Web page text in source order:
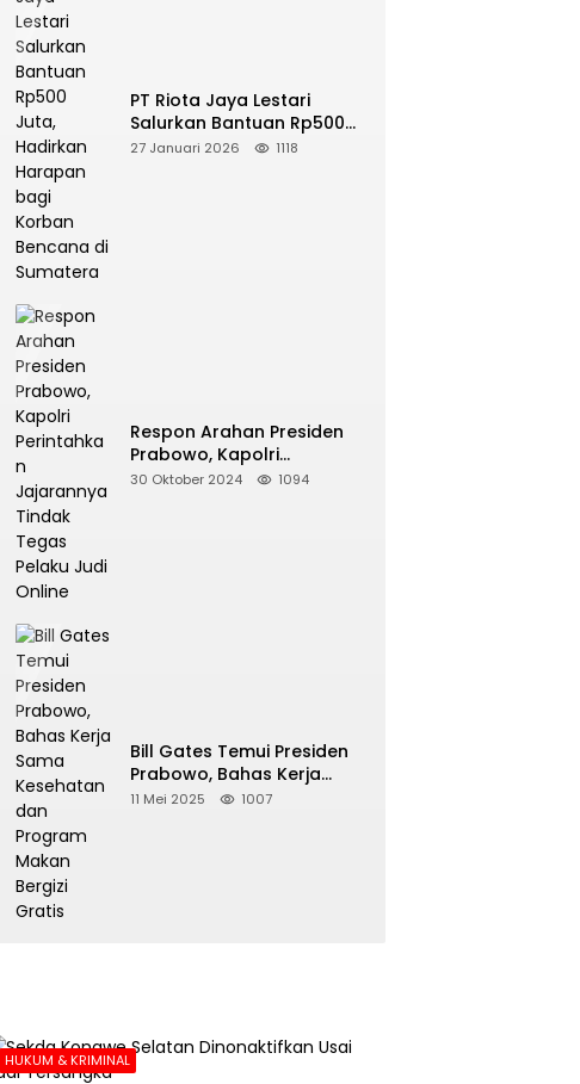
PT Riota Jaya Lestari
Salurkan Bantuan Rp500
Juta, Hadirkan Harapan
27 Januari 2026 1118
Respon Arahan Presiden
Prabowo, Kapolri
Perintahkan Jajarannya
30 Oktober 2024 1094
Bill Gates Temui Presiden
Prabowo, Bahas Kerja
Sama Kesehatan dan
11 Mei 2025 1007
HUKUM & KRIMINAL